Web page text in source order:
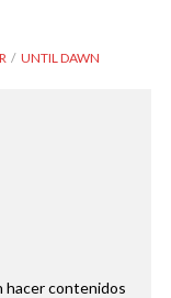
UNTIL DAWN
hacer contenidos